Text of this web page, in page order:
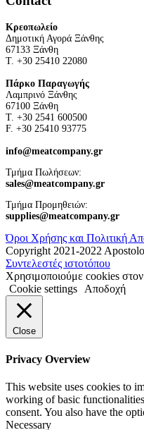
Κρεοπωλείο
Δημοτική Αγορά Ξάνθης
67133 Ξάνθη
Τ. +30 25410 22080
Πάρκο Παραγωγής
Λαμπρινό Ξάνθης
67100 Ξάνθη
Τ. +30 2541 600500
F. +30 25410 93775
info@meatcompany.gr
Τμήμα Πωλήσεων:
sales@meatcompany.gr
Τμήμα Προμηθειών:
supplies@meatcompany.gr
Όροι Χρήσης και Πολιτική
Copyright 2021-2022
Συντελεστές ιστοτόπου
Χρησιμοποιούμε cookies
Cookie settings
Αποδοχή
Close
Privacy Overview
This website uses cookies to
working of basic
consent. You also have the
Necessary